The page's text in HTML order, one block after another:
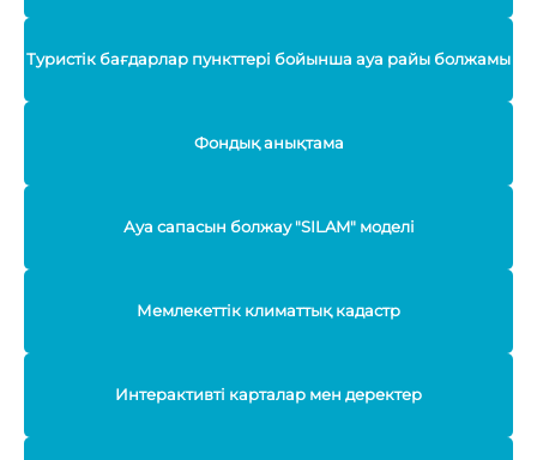
Туристік бағдарлар пункттері бойынша ауа райы болжамы
Фондық анықтама
Ауа сапасын болжау "SILAM" моделі
Мемлекеттік климаттық кадастр
Интерактивті карталар мен деректер